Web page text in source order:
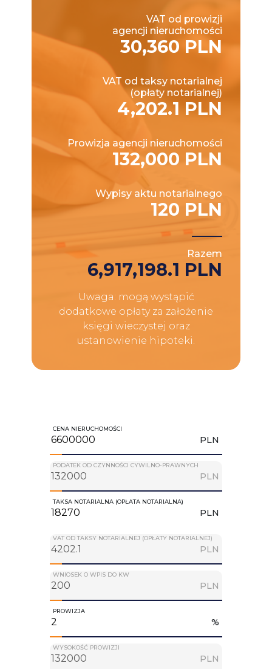
VAT od prowizji
agencji nieruchomości
30,360 PLN
VAT od taksy notarialnej
(opłaty notarialnej)
4,202.1 PLN
Prowizja agencji nieruchomości
132,000 PLN
Wypisy aktu notarialnego
120 PLN
Razem
6,917,198.1 PLN
Uwaga: mogą wystąpić
dodatkowe opłaty za założenie
księgi wieczystej oraz
ustanowienie hipoteki.
CENA NIERUCHOMOŚCI
PLN
PODATEK OD CZYNNOŚCI CYWILNO-PRAWNYCH
PLN
TAKSA NOTARIALNA (OPŁATA NOTARIALNA)
PLN
VAT OD TAKSY NOTARIALNEJ (OPŁATY NOTARIALNEJ)
PLN
WNIOSEK O WPIS DO KW
PLN
PROWIZJA
%
WYSOKOŚĆ PROWIZJI
PLN